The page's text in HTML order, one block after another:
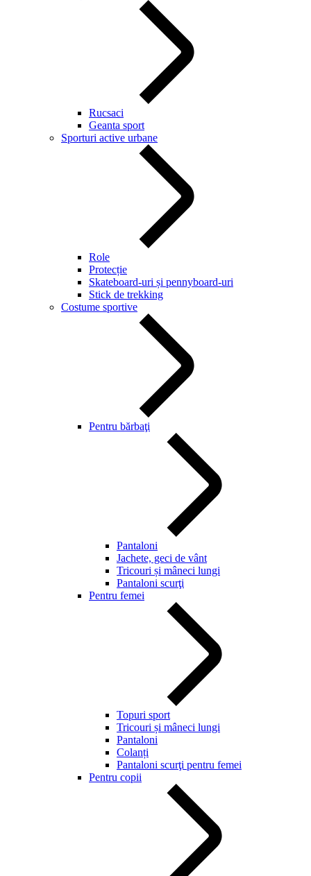
Rucsaci
Geanta sport
Sporturi active urbane
Role
Protecție
Skateboard-uri și pennyboard-uri
Stick de trekking
Costume sportive
Pentru bărbaţi
Pantaloni
Jachete, geci de vânt
Tricouri și mâneci lungi
Pantaloni scurţi
Pentru femei
Topuri sport
Tricouri și mâneci lungi
Pantaloni
Colanți
Pantaloni scurţi pentru femei
Pentru copii